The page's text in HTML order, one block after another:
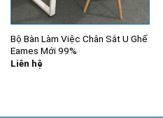
Bộ Bàn Làm Việc Chân Sắt U Ghế
Eames Mới 99%
Liên hệ